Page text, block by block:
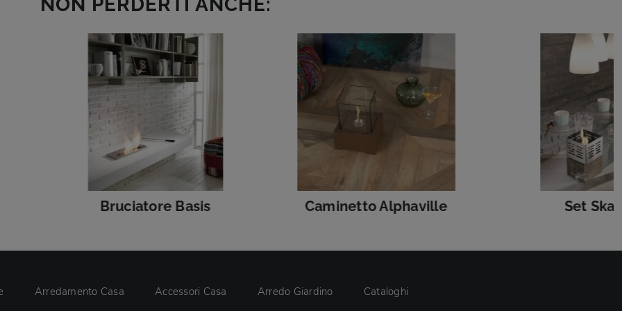
NON PERDERTI ANCHE:
Bruciatore Basis Caminetto Alphaville Set
Arredamento Casa Accessori Casa Arredo Giardino Cataloghi